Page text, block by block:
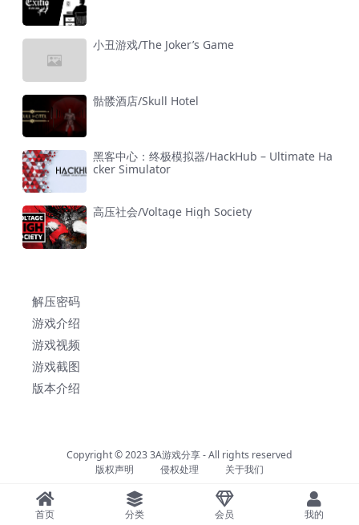
小丑游戏/The Joker’s Game
骷髅酒店/Skull Hotel
黑客中心：终极模拟器/HackHub – Ultimate Ha
cker Simulator
高压社会/Voltage High Society
解压密码
游戏介绍
游戏视频
游戏截图
版本介绍
Copyright © 20233A游戏分享- All rights reserved
版权声明
侵权处理 关于我们
首页 分类 会员 我的